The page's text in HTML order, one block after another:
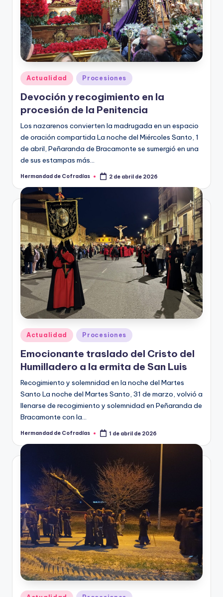
Publicado
en
Actualidad Procesiones
Devoción y recogimiento en la
procesión de la Penitencia
Los nazarenos convierten la madrugada en un espacio
de oración compartida La noche del Miércoles Santo, 1
de abril, Peñaranda de Bracamonte se sumergió en una
de sus estampas más…
Publicado
Hermandad de Cofradías 2 de abril de 2026
Publicado
en
Actualidad Procesiones
Emocionante traslado del Cristo del
Humilladero a la ermita de San Luis
Recogimiento y solemnidad en la noche del Martes
Santo La noche del Martes Santo, 31 de marzo, volvió a
llenarse de recogimiento y solemnidad en Peñaranda de
Bracamonte con la…
Publicado
Hermandad de Cofradías 1 de abril de 2026
Publicado